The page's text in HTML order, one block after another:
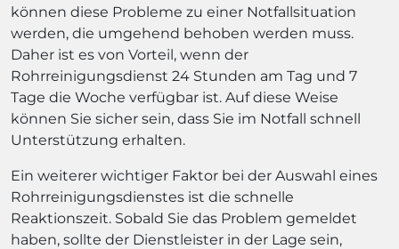
können diese Probleme zu einer Notfallsituation
werden, die umgehend behoben werden muss.
Daher ist es von Vorteil, wenn der
Rohrreinigungsdienst 24 Stunden am Tag und 7
Tage die Woche verfügbar ist. Auf diese Weise
können Sie sicher sein, dass Sie im Notfall schnell
Unterstützung erhalten.
Ein weiterer wichtiger Faktor bei der Auswahl eines
Rohrreinigungsdienstes ist die schnelle
Reaktionszeit. Sobald Sie das Problem gemeldet
haben, sollte der Dienstleister in der Lage sein,